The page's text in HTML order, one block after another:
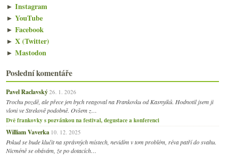
► Instagram
► YouTube
► Facebook
► X (Twitter)
► Mastodon
Poslední komentáře
Pavel Raclavský 26. 1. 2026
Trochu pozdě, ale přece jen bych reagoval na Frankovku od Kasnyiků. Hodnotil jsem ji
vloni ve Strekově podobně. Ovšem z…
Dvě frankovky s pozvánkou na festival, degustace a konferenci
William Vaverka 10. 12. 2025
Pokud se bude klučit na správných místech, nevidím v tom problém, réva patří do svahu.
Nicméně se obávám, že po dotacích…